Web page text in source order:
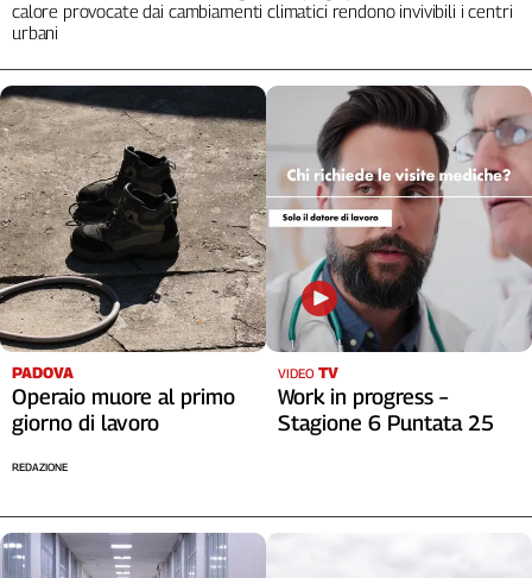
calore provocate dai cambiamenti climatici rendono invivibili i centri
urbani
PADOVA
Operaio muore al primo
giorno di lavoro
REDAZIONE
VIDEO TV
Work in progress –
Stagione 6 Puntata 25